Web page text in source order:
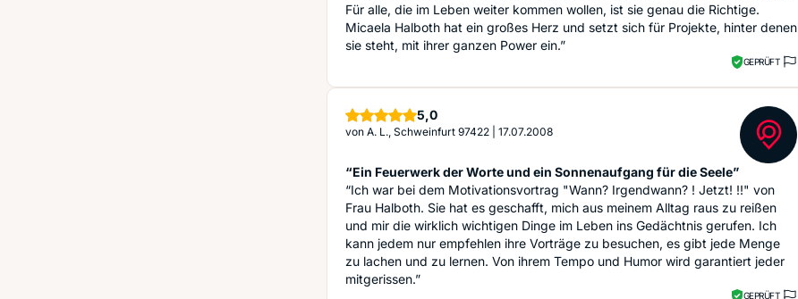
Für alle, die im Leben weiter kommen wollen, ist sie genau die Richtige.
Micaela Halboth hat ein großes Herz und setzt sich für Projekte, hinter denen
sie steht, mit ihrer ganzen Power ein.”
GEPRÜFT
5,0Sterne
von A. L., Schweinfurt 97422 17.07.2008
“Ein Feuerwerk der Worte und ein Sonnenaufgang für die Seele”
“Ich war bei dem Motivationsvortrag "Wann? Irgendwann? ! Jetzt! !!" von
Frau Halboth. Sie hat es geschafft, mich aus meinem Alltag raus zu reißen
und mir die wirklich wichtigen Dinge im Leben ins Gedächtnis gerufen. Ich
kann jedem nur empfehlen ihre Vorträge zu besuchen, es gibt jede Menge
zu lachen und zu lernen. Von ihrem Tempo und Humor wird garantiert jeder
mitgerissen.”
GEPRÜFT